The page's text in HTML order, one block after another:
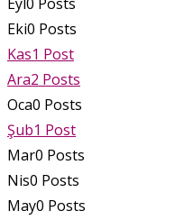
Eki0 Posts
Kas1 Post
Ara2 Posts
Oca0 Posts
Şub1 Post
Mar0 Posts
Nis0 Posts
May0 Posts